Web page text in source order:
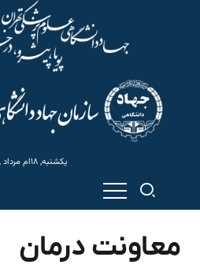
یکشنبه, ۱۸ام مرداد , ۱۴۰۵
معاونت درمان